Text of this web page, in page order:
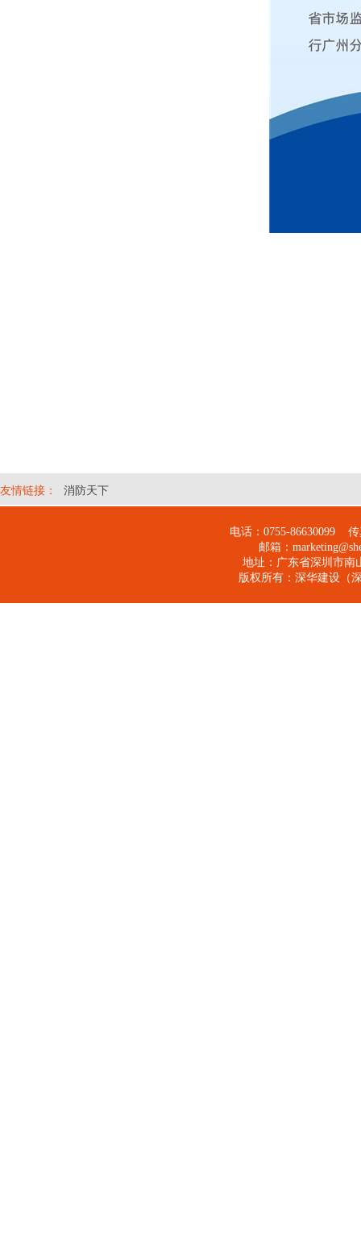
友情链接： 消防天下
电话：0755-86630099 传
邮箱：
地址：广东省深圳市南
版权所有：深华建设（